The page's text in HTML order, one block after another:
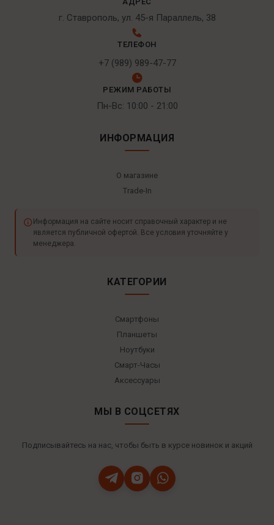
г. Ставрополь, ул. 45-я Параллель, 38
ТЕЛЕФОН
+7 (989) 989-47-77
РЕЖИМ РАБОТЫ
Пн-Вс: 10:00 - 21:00
ИНФОРМАЦИЯ
О магазине
Trade-In
Информация на сайте носит справочный характер и не
является публичной офертой. Все условия уточняйте у
менеджера.
КАТЕГОРИИ
Смартфоны
Планшеты
Ноутбуки
Смарт-Часы
Аксессуары
МЫ В СОЦСЕТЯХ
Подписывайтесь на нас, чтобы быть в курсе новинок и акций